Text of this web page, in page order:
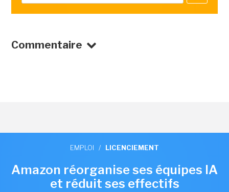
Commentaire
EMPLOI / LICENCIEMENT
Amazon réorganise ses équipes IA
et réduit ses effectifs